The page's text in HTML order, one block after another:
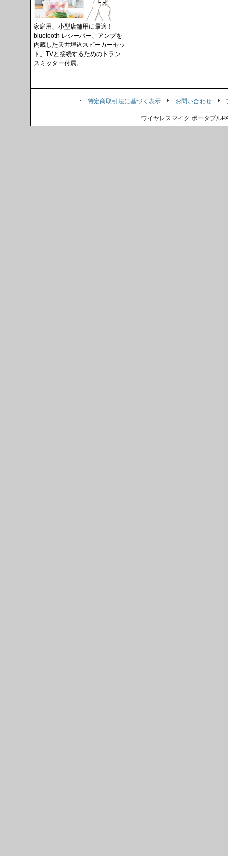
家庭用、小型店舗用に最適！
bluetooth レシーバー、アンプを
内蔵した天井埋込スピーカーセッ
ト。TVと接続するためのトラン
スミッター付属。
特定商取引法に基づく表示 お問い合わせ
ワイヤレスマイク ポータブル